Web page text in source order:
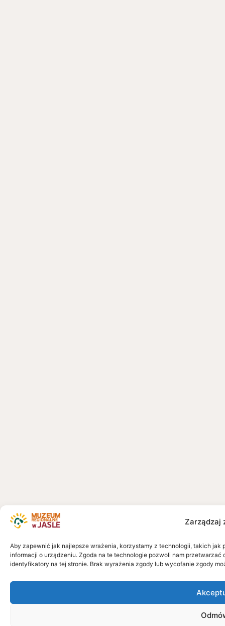
Zarządzaj
Aby zapewnić jak najlepsze wrażenia, korzystamy z technologii, takich
informacji o urządzeniu. Zgoda na te technologie pozwoli nam
identyfikatory na tej stronie. Brak wyrażenia zgody lub wycofanie zgody